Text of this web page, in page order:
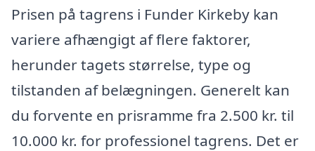
Prisen på tagrens i Funder Kirkeby kan
variere afhængigt af flere faktorer,
herunder tagets størrelse, type og
tilstanden af belægningen. Generelt kan
du forvente en prisramme fra 2.500 kr. til
10.000 kr. for professionel tagrens. Det er